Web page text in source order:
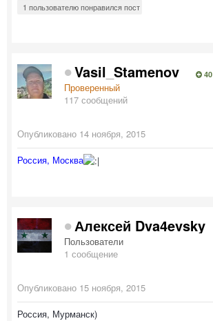
1 пользователю понравился пост
Vasil_Stamenov 40
Проверенный
117 сообщений
Опубликовано 14 ноября, 2015
Россия, Москва
Алексей Dva4evsky
Пользователи
1 сообщение
Опубликовано 15 ноября, 2015
Россия, Мурманск)